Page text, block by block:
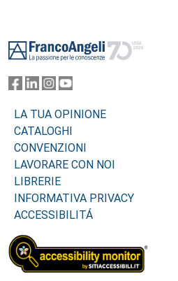
LA TUA OPINIONE
CATALOGHI
CONVENZIONI
LAVORARE CON NOI
LIBRERIE
INFORMATIVA PRIVACY
ACCESSIBILITÁ